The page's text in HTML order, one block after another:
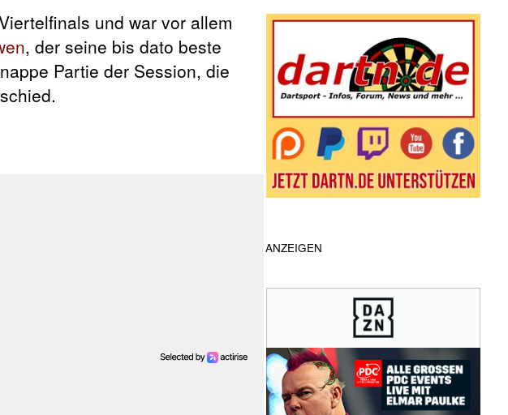
und war vor allem
, der seine bis dato beste
Partie der Session, die
ANZEIGEN